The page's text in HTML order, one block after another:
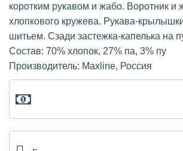
коротким рукавом и жабо. Воротник и
хлопкового кружева. Рукава-
шитьем. Сзади застежка-капелька на
Состав: 70% хлопок, 27% па, 3% пу
Производитель: Maxline, Россия